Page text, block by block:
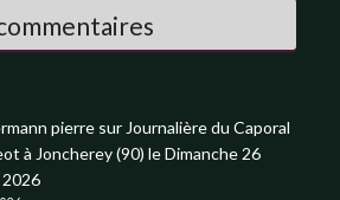
pierresur Journalière du Caporal
à Joncherey (90) le Dimanche 26
2026